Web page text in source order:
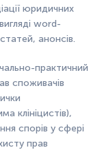
юридичних
word-
анонсів.
практичний
споживачів
клініцистів),
спорів у сфері
прав